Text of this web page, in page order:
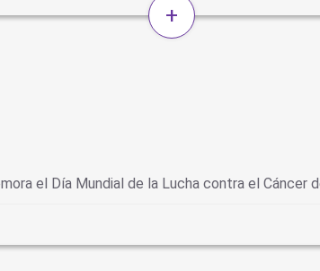
+
el Día Mundial de la Lucha contra el Cáncer